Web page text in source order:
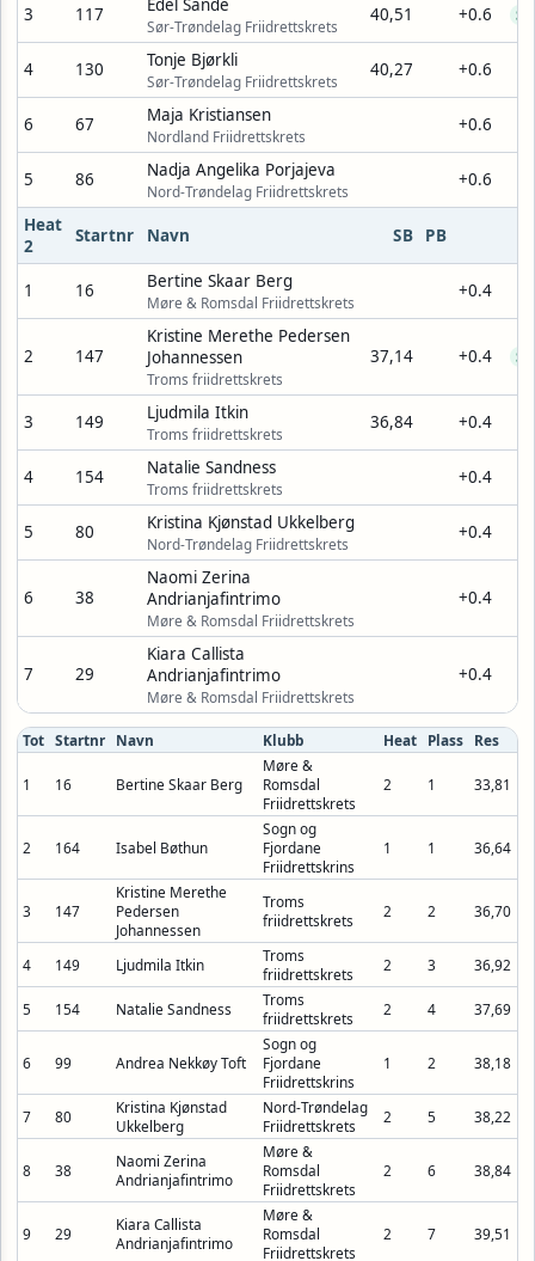
3 117 Edel Sande
Sør-Trøndelag Friidrettskrets
40,51 +0.6 SB
4 130 Tonje Bjørkli
Sør-Trøndelag Friidrettskrets
40,27 +0.6
6 67 Maja Kristiansen
Nordland Friidrettskrets
+0.6
5 86 Nadja Angelika Porjajeva
Nord-Trøndelag Friidrettskrets
+0.6
Heat
2
Startnr Navn SB PB
1 16 Bertine Skaar Berg
Møre & Romsdal Friidrettskrets
+0.4
2 147
Kristine Merethe Pedersen
Johannessen
Troms friidrettskrets
37,14 +0.4 SB
3 149 Ljudmila Itkin
Troms friidrettskrets
36,84 +0.4
4 154 Natalie Sandness
Troms friidrettskrets
+0.4
5 80 Kristina Kjønstad Ukkelberg
Nord-Trøndelag Friidrettskrets
+0.4
6 38
Naomi Zerina
Andrianjafintrimo
Møre & Romsdal Friidrettskrets
+0.4
7 29
Kiara Callista
Andrianjafintrimo
Møre & Romsdal Friidrettskrets
+0.4
Tot Startnr Navn Klubb Heat Plass Res
1 16 Bertine Skaar Berg
Møre &
Romsdal
Friidrettskrets
2 1 33,81
2 164 Isabel Bøthun
Sogn og
Fjordane
Friidrettskrins
1 1 36,64
3 147
Kristine Merethe
Pedersen
Johannessen
Troms
friidrettskrets
2 2 36,70
4 149 Ljudmila Itkin
Troms
friidrettskrets
2 3 36,92
5 154 Natalie Sandness
Troms
friidrettskrets
2 4 37,69
6 99 Andrea Nekkøy Toft
Sogn og
Fjordane
Friidrettskrins
1 2 38,18
7 80
Kristina Kjønstad
Ukkelberg
Nord-Trøndelag
Friidrettskrets
2 5 38,22
8 38
Naomi Zerina
Andrianjafintrimo
Møre &
Romsdal
Friidrettskrets
2 6 38,84
9 29
Kiara Callista
Andrianjafintrimo
Møre &
Romsdal
Friidrettskrets
2 7 39,51